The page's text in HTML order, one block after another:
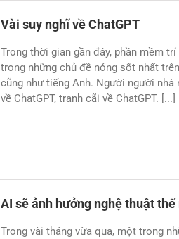
Vài suy nghĩ về ChatGPT
Trong thời gian gần đây, phần mềm
trong những chủ đề nóng sốt nhất
cũng như tiếng Anh. Người người nhà
về ChatGPT, tranh cãi về ChatGPT. [...]
AI sẽ ảnh hưởng nghệ thuật thế
Trong vài tháng vừa qua, một trong